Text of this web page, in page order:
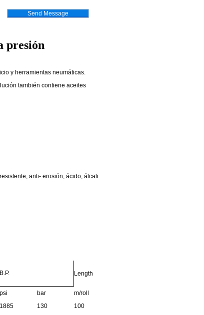
Send Message
presión
y herramientas neumáticas.
también contiene aceites
anti- erosión, ácido, álcali
B.P.
Length
psi bar
m/roll
1885 130
100